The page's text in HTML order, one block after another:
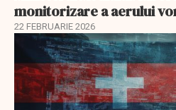
monitorizare a aerului
22 FEBRUARIE 2026